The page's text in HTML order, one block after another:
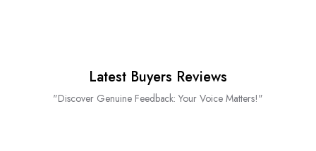
Latest Buyers Reviews
"Discover Genuine Feedback: Your Voice Matters!"